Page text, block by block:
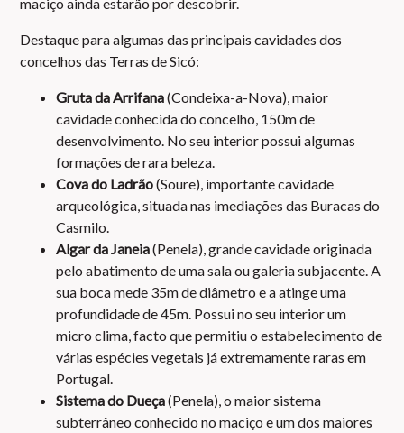
Destaque para algumas das principais cavidades dos
concelhos das Terras de Sicó:
Gruta da Arrifana(Condeixa-a-Nova), maior
cavidade conhecida do concelho, 150m de
desenvolvimento. No seu interior possui algumas
formações de rara beleza.
Cova do Ladrão(Soure), importante cavidade
arqueológica, situada nas imediações das Buracas do
Casmilo.
Algar da Janeia(Penela), grande cavidade originada
pelo abatimento de uma sala ou galeria subjacente. A
sua boca mede 35m de diâmetro e a atinge uma
profundidade de 45m. Possui no seu interior um
micro clima, facto que permitiu o estabelecimento de
várias espécies vegetais já extremamente raras em
Portugal.
Sistema do Dueça(Penela), o maior sistema
subterrâneo conhecido no maciço e um dos maiores